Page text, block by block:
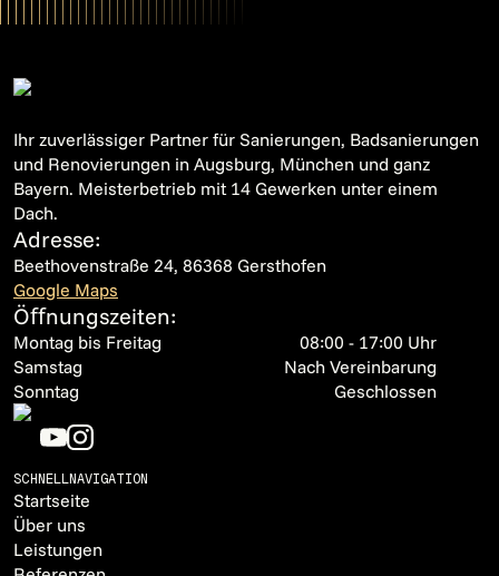
Ihr zuverlässiger Partner für Sanierungen, Badsanierungen
und Renovierungen in Augsburg, München und ganz
Bayern. Meisterbetrieb mit 14 Gewerken unter einem
Dach.
Adresse:
Beethovenstraße 24, 86368 Gersthofen
Google Maps
Öﬀnungszeiten:
Montag bis Freitag
08:00 - 17:00 Uhr
Samstag
Nach Vereinbarung
Sonntag
Geschlossen
SCHNELLNAVIGATION
Startseite
Über uns
Leistungen